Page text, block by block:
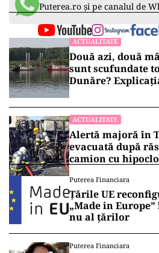
Puterea.ro și pe canalul de
ACTUALITATE
Două azi, două
sunt scufundate
Dunăre?
ACTUALITATE
Alertă majoră în
evacuată după
camion cu
Puterea Financiara
Țările UE
„Made in
nu al țărilor
Puterea Financiara